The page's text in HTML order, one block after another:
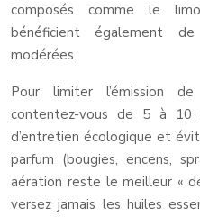
composés comme le
bénéficient également de
modérées.
Pour limiter l’émission
contentez-vous de 5 à
d’entretien écologique et
parfum (bougies, encens,
aération reste le meilleur «
versez jamais les huiles